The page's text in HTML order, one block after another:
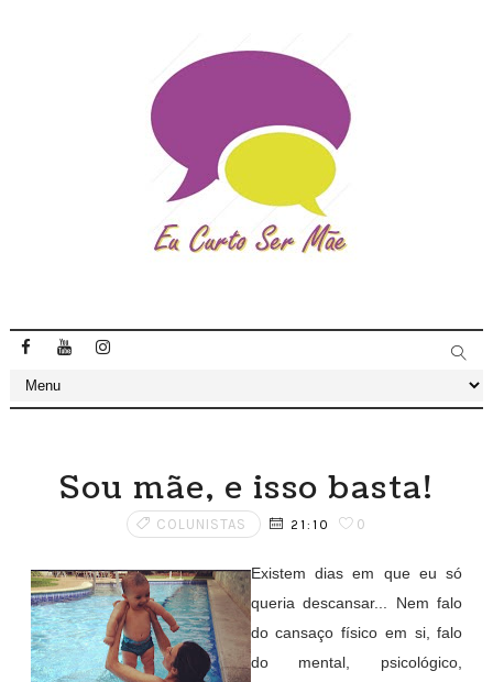
Sou mãe, e isso basta!
COLUNISTAS 21:10 0
Existem dias em que eu só
queria descansar... Nem falo
do cansaço físico em si, falo
do mental, psicológico,